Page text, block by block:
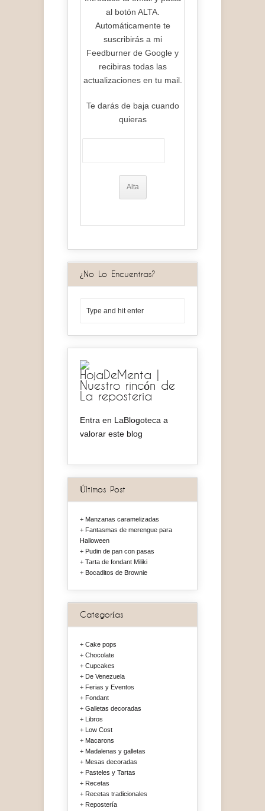
al botón ALTA.
Automáticamente te
suscribirás a mi
Feedburner de Google y
recibiras todas las
actualizaciones en tu mail.
Te darás de baja cuando
quieras
¿No Lo Encuentras?
HojaDeMenta |
Nuestro rincón de
La reposteria
Entra en LaBlogoteca a
valorar este blog
Últimos Post
Manzanas caramelizadas
Fantasmas de merengue para
Halloween
Pudin de pan con pasas
Tarta de fondant Miliki
Bocaditos de Brownie
Categorías
Cake pops
Chocolate
Cupcakes
De Venezuela
Ferias y Eventos
Fondant
Galletas decoradas
Libros
Low Cost
Macarons
Madalenas y galletas
Mesas decoradas
Pasteles y Tartas
Recetas
Recetas tradicionales
Repostería